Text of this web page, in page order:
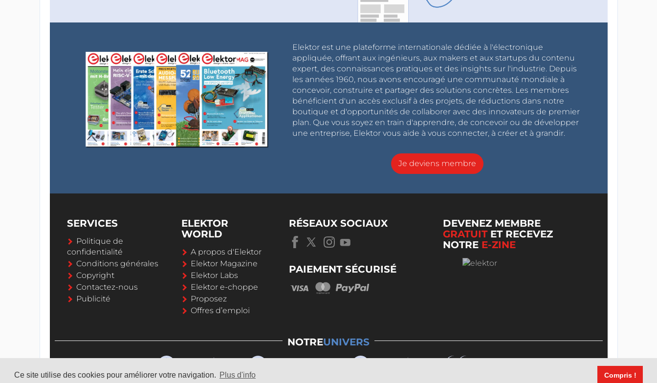
Ce site utilise des cookies pour améliorer votre navigation. Plus d'info Compris !
Elektor est une plateforme internationale dédiée à l'électronique
appliquée, offrant aux ingénieurs, aux makers et aux startups du contenu
expert, des connaissances pratiques et des insights sur l'industrie. Depuis
les années 1960, nous avons encouragé une communauté mondiale à
concevoir, construire et partager des solutions concrètes. Les membres
bénéficient d'un accès exclusif à des projets, de réductions dans notre
boutique et d'opportunités de collaborer avec des innovateurs de premier
plan. Que vous soyez en train d'apprendre, de concevoir ou de développer
une entreprise, Elektor vous aide à vous connecter, à créer et à grandir.
Je deviens membre
SERVICES
Politique de
confidentialité
Conditions générales
Copyright
Contactez-nous
Publicité
ELEKTOR
WORLD
A propos d'Elektor
Elektor Magazine
Elektor Labs
Elektor e-choppe
Proposez
Offres d’emploi
RÉSEAUX SOCIAUX
PAIEMENT SÉCURISÉ
DEVENEZ MEMBRE
GRATUITET RECEVEZ
NOTRE E-ZINE
NOTREUNIVERS